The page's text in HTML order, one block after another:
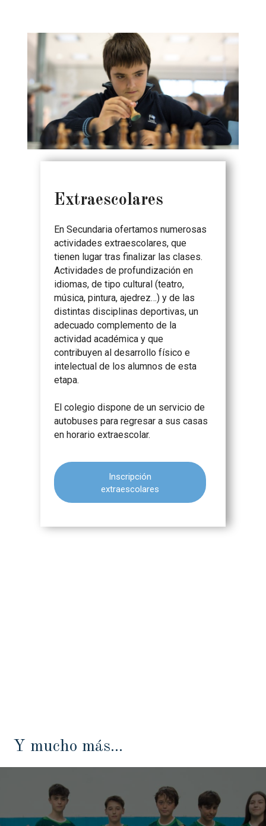
Extraescolares
En Secundaria ofertamos numerosas
actividades extraescolares, que
tienen lugar tras finalizar las clases.
Actividades de profundización en
idiomas, de tipo cultural (teatro,
música, pintura, ajedrez…) y de las
distintas disciplinas deportivas, un
adecuado complemento de la
actividad académica y que
contribuyen al desarrollo físico e
intelectual de los alumnos de esta
etapa.
El colegio dispone de un servicio de
autobuses para regresar a sus casas
en horario extraescolar.
Inscripción
extraescolares
Y mucho más...